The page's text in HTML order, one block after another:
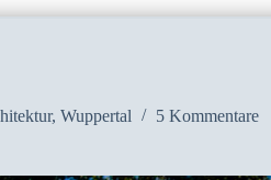
, Wuppertal 5 Kommentare